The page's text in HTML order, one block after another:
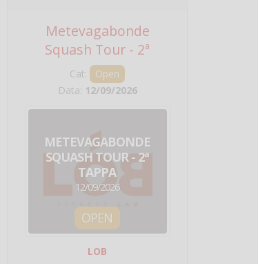
Metevagabonde
Squash Tour - 2ª
Tappa
Cat:
Open
Data: 12/09/2026
METEVAGABONDE
SQUASH TOUR - 2ª
TAPPA
12/09/2026
OPEN
LOB